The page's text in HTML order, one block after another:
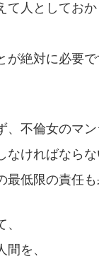
て人としておか
が絶対に必要で
、不倫女のマン
なければなら
最低限の責任
間を、